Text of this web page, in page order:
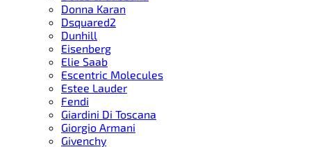
Donna Karan
Dsquared2
Dunhill
Eisenberg
Elie Saab
Escentric Molecules
Estee Lauder
Fendi
Giardini Di Toscana
Giorgio Armani
Givenchy